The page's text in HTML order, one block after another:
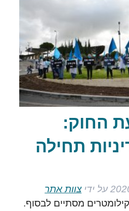
החוק:
תחילה
על ידי צוות אתר
מסתיים לבסוף.